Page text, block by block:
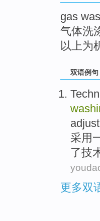
gas
气体洗
以上为
双语例句
采用
了技
更多双